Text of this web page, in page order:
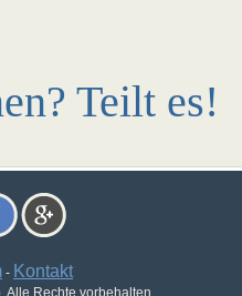
Teilt es!
- Kontakt
Alle Rechte vorbehalten.